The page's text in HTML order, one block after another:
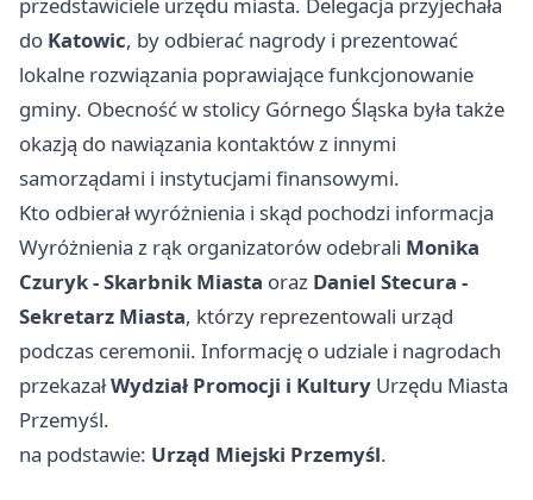
do Katowic, by odbierać nagrody i prezentować
lokalne rozwiązania poprawiające funkcjonowanie
gminy. Obecność w stolicy Górnego Śląska była także
okazją do nawiązania kontaktów z innymi
samorządami i instytucjami finansowymi.
Kto odbierał wyróżnienia i skąd pochodzi informacja
Wyróżnienia z rąk organizatorów odebrali Monika
Czuryk - Skarbnik Miasta oraz Daniel Stecura -
Sekretarz Miasta, którzy reprezentowali urząd
podczas ceremonii. Informację o udziale i nagrodach
przekazałWydział Promocji i Kultury Urzędu Miasta
Przemyśl.
na podstawie: Urząd Miejski Przemyśl.